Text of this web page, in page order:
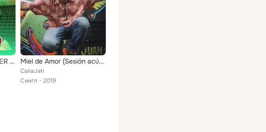
LEGALIZACIÓN CYPHER INDOORMUSIC Miel de Amor (Sesión acústica)
CaliaJah
Сингл
2019